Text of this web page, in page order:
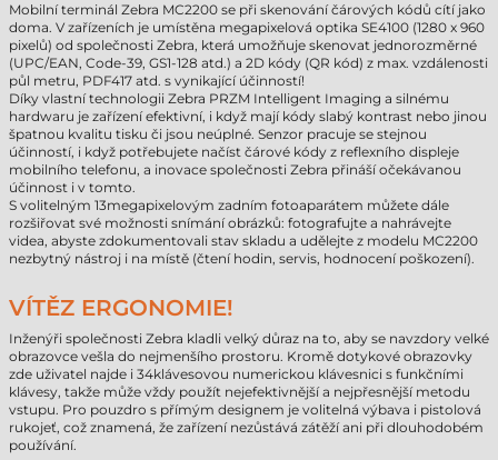
Mobilní terminál Zebra MC2200 se při skenování čárových kódů cítí jako
doma. V zařízeních je umístěna megapixelová optika SE4100 (1280 x 960
pixelů) od společnosti Zebra, která umožňuje skenovat jednorozměrné
(UPC/EAN, Code-39, GS1-128 atd.) a 2D kódy (QR kód) z max. vzdálenosti
půl metru, PDF417 atd. s vynikající účinností!
Díky vlastní technologii Zebra PRZM Intelligent Imaging a silnému
hardwaru je zařízení efektivní, i když mají kódy slabý kontrast nebo jinou
špatnou kvalitu tisku či jsou neúplné. Senzor pracuje se stejnou
účinností, i když potřebujete načíst čárové kódy z reflexního displeje
mobilního telefonu, a inovace společnosti Zebra přináší očekávanou
účinnost i v tomto.
S volitelným 13megapixelovým zadním fotoaparátem můžete dále
rozšiřovat své možnosti snímání obrázků: fotografujte a nahrávejte
videa, abyste zdokumentovali stav skladu a udělejte z modelu MC2200
nezbytný nástroj i na místě (čtení hodin, servis, hodnocení poškození).
VÍTĚZ ERGONOMIE!
Inženýři společnosti Zebra kladli velký důraz na to, aby se navzdory velké
obrazovce vešla do nejmenšího prostoru. Kromě dotykové obrazovky
zde uživatel najde i 34klávesovou numerickou klávesnici s funkčními
klávesy, takže může vždy použít nejefektivnější a nejpřesnější metodu
vstupu. Pro pouzdro s přímým designem je volitelná výbava i pistolová
rukojeť, což znamená, že zařízení nezůstává zátěží ani při dlouhodobém
používání.